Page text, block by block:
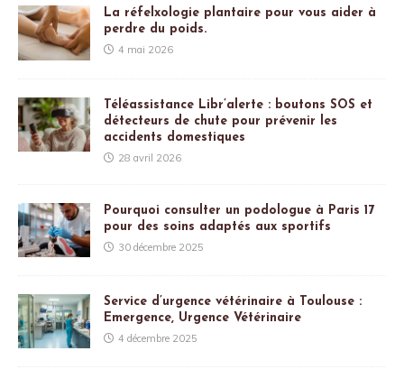
La réfelxologie plantaire pour vous aider à
perdre du poids.
4 mai 2026
Téléassistance Libr’alerte : boutons SOS et
détecteurs de chute pour prévenir les
accidents domestiques
28 avril 2026
Pourquoi consulter un podologue à Paris 17
pour des soins adaptés aux sportifs
30 décembre 2025
Service d’urgence vétérinaire à Toulouse :
Emergence, Urgence Vétérinaire
4 décembre 2025